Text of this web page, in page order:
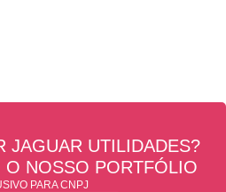
JAGUAR UTILIDADES?
O NOSSO PORTFÓLIO
PARA CNPJ